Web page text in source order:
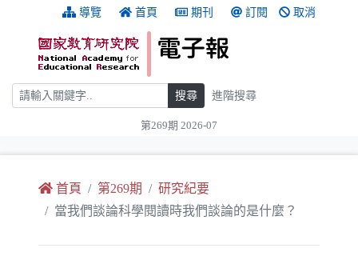
跳到主要內容 導覽 首頁 期刊 訂閱 取消
搜尋 搜尋 進階搜尋
第269期 2026-07
首頁 第269期
研究紀要
當我們談論科學閱讀時我們談論的是什麼？